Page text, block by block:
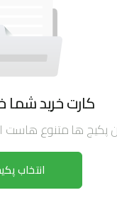
کارت خرید
پکیج ها متنوع هاست
انتخاب